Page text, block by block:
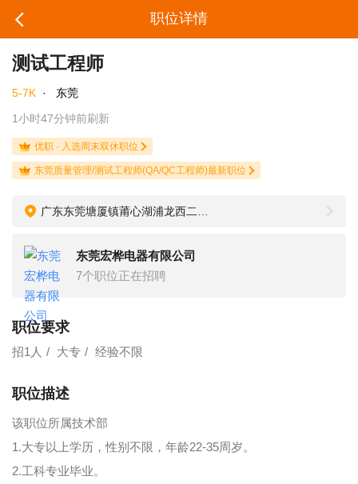
职位详情
测试工程师
5-7K ·
东莞
1小时47分钟前刷新
优职 · 入选周末双休职位
东莞质量管理/测试工程师(QA/QC工程师)最新职位
东莞宏桦电器有限公司
7个职位正在招聘
职位要求
招1人 大专 经验不限
职位描述
该职位所属技术部
1.大专以上学历，性别不限，年龄22-35周岁。
2.工科专业毕业。